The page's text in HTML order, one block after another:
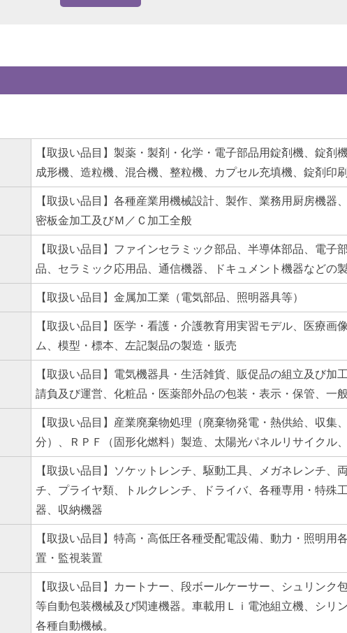
【取扱い品目】製薬・製剤・化学・電子部品用錠剤機、錠剤
成形機、造粒機、混合機、整粒機、カプセル充填機、錠剤印
【取扱い品目】各種産業用機械設計、製作、業務用厨房機器
密板金加工及びＭ／Ｃ加工全般
【取扱い品目】ファインセラミック部品、半導体部品、電子
品、セラミック応用品、通信機器、ドキュメント機器などの
【取扱い品目】金属加工業（電気部品、照明器具等）
【取扱い品目】医学・看護・介護教育用実習モデル、医療画
ム、模型・標本、左記製品の製造・販売
【取扱い品目】電気機器具・生活雑貨、販促品の組立及び加
請負及び運営、化粧品・医薬部外品の包装・表示・保管、一
【取扱い品目】産業廃棄物処理（廃棄物発電・熱供給、収集
分）、ＲＰＦ（固形化燃料）製造、太陽光パネルリサイクル
【取扱い品目】ソケットレンチ、駆動工具、メガネレンチ、
チ、プライヤ類、トルクレンチ、ドライバ、各種専用・特殊
器、収納機器
【取扱い品目】特高・高低圧各種受配電設備、動力・照明用
置・監視装置
【取扱い品目】カートナー、段ボールケーサー、シュリンク
等自動包装機械及び関連機器。車載用Ｌｉ電池組立機、シリ
各種自動機械。